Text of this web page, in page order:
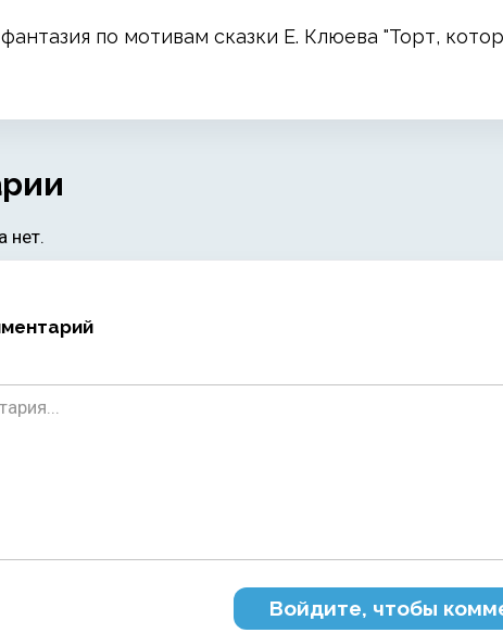
по мотивам сказки Е. Клюева "Торт,
нет.
Войдите, чтобы